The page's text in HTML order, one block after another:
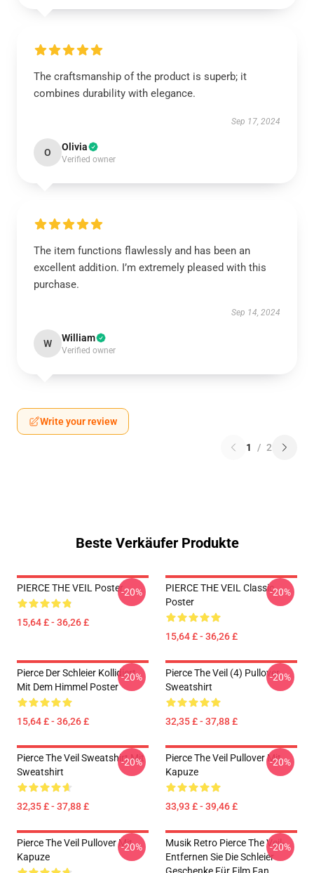
The craftsmanship of the product is superb; it
combines durability with elegance.
Sep 17, 2024
O Olivia
Verified owner
The item functions flawlessly and has been an
excellent addition. I’m extremely pleased with this
purchase.
Sep 14, 2024
W William
Verified owner
Write your review
1 / 2
Beste Verkäufer Produkte
PIERCE THE VEIL Poster
15,64 £ - 36,26 £
-20%
PIERCE THE VEIL Classic
Poster
15,64 £ - 36,26 £
-20%
Pierce Der Schleier Kollidiert
Mit Dem Himmel Poster
15,64 £ - 36,26 £
-20%
Pierce The Veil (4) Pullover
Sweatshirt
32,35 £ - 37,88 £
-20%
Pierce The Veil Sweatshirt Mit
Sweatshirt
32,35 £ - 37,88 £
-20%
Pierce The Veil Pullover Mit
Kapuze
33,93 £ - 39,46 £
-20%
Pierce The Veil Pullover Mit
Kapuze
-20%
Musik Retro Pierce The Veil-
Entfernen Sie Die Schleier
-20%